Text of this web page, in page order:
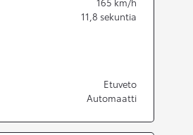
11,8 sekuntia
Etuveto
Automaatti